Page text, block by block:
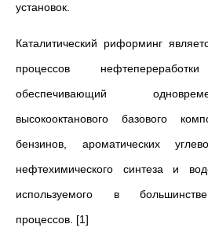
установок.
Каталитический риформинг
процессов
обеспечивающий
высокооктанового базового
бензинов, ароматических
нефтехимического синтеза и
используемого в
процессов. [1]